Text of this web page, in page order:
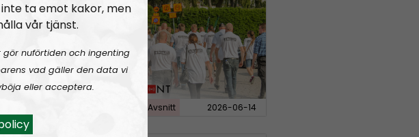
Avsnitt 2026-06-14
ta emot kakor, men
vår tjänst.
nuförtiden och ingenting
vad gäller den data vi
eller acceptera.